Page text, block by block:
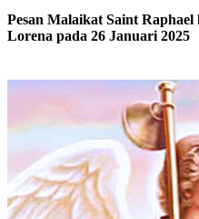
Pesan Malaikat Saint
Lorena pada 26 Januari 2025